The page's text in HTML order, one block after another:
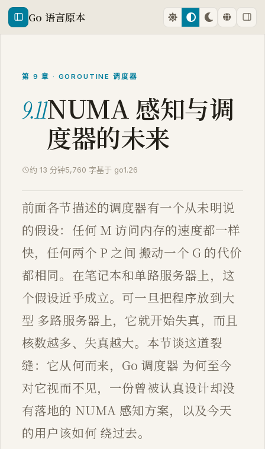
Go 语言原本
第 9 章 · GOROUTINE 调度器
9.11NUMA 感知与调
度器的未来
约 13 分钟5,760 字基于 go1.26
前面各节描述的调度器有一个从未明说
的假设：任何 M 访问内存的速度都一样
快，任何两个 P 之间 搬动一个 G 的代价
都相同。在笔记本和单路服务器上，这
个假设近乎成立。可一旦把程序放到大
型 多路服务器上，它就开始失真，而且
核数越多、失真越大。本节谈这道裂
缝：它从何而来，Go 调度器 为何至今
对它视而不见，一份曾被认真设计却没
有落地的 NUMA 感知方案，以及今天
的用户该如何 绕过去。